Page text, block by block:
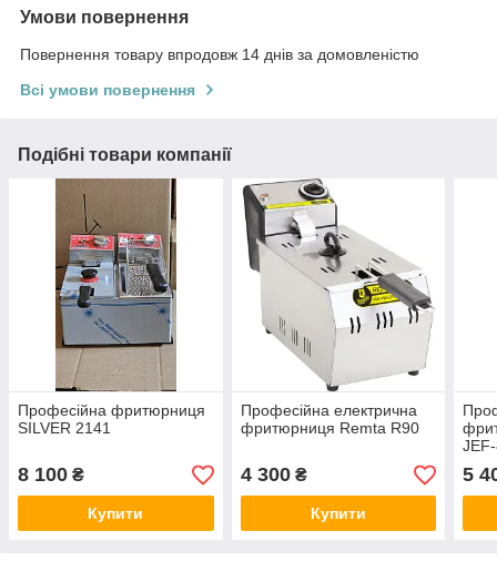
Умови повернення
Повернення товару впродовж 14 днів за домовленістю
Всі умови повернення
Подібні товари компанії
Професійна фритюрниця
SILVER 2141
8 100 ₴
Купити
Професійна електрична
фритюрниця Remta R90
4 300₴
Купити
5